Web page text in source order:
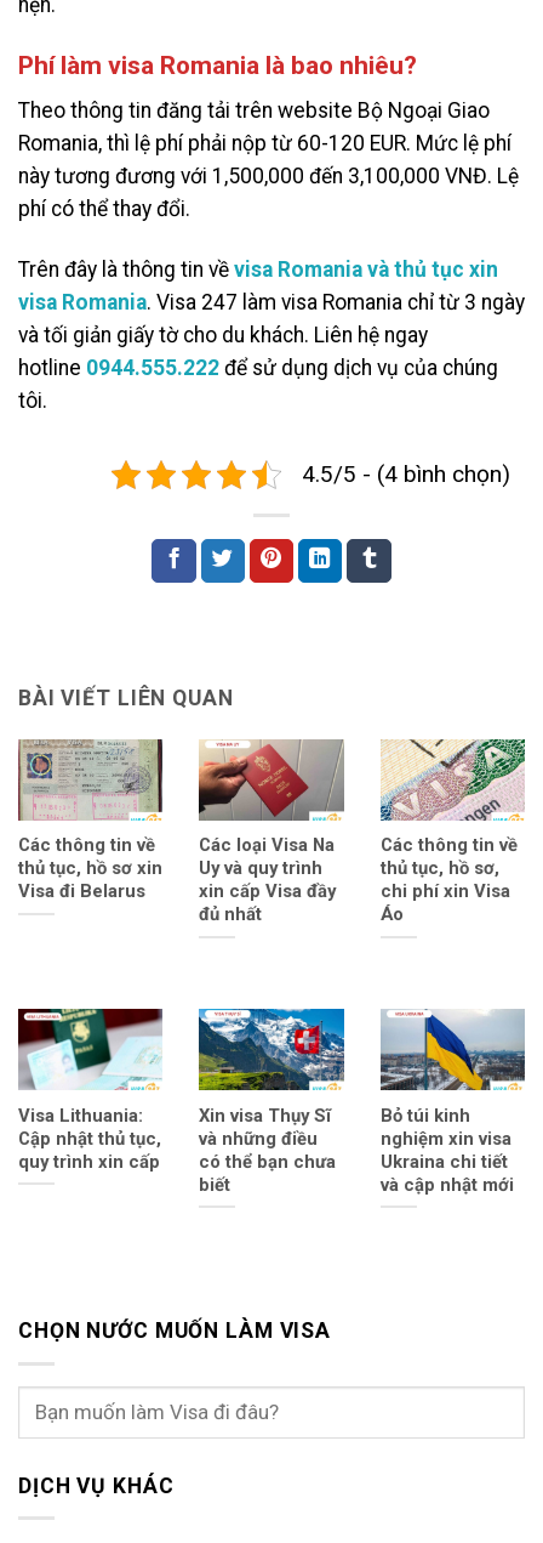
Phí làm visa Romania là bao nhiêu?
Theo thông tin đăng tải trên website Bộ Ngoại Giao
Romania, thì lệ phí phải nộp từ 60-120 EUR. Mức lệ phí
này tương đương với 1,500,000 đến 3,100,000 VNĐ. Lệ
phí có thể thay đổi.
Trên đây là thông tin về visa Romania và thủ tục xin
visa Romania. Visa 247 làm visa Romania chỉ từ 3 ngày
và tối giản giấy tờ cho du khách. Liên hệ ngay
hotline 0944.555.222 để sử dụng dịch vụ của chúng
tôi.
4.5/5 - (4 bình chọn)
BÀI VIẾT LIÊN QUAN
Các thông tin về
thủ tục, hồ sơ xin
Visa đi Belarus
Các loại Visa Na
Uy và quy trình
xin cấp Visa đầy
đủ nhất
Các thông tin về
thủ tục, hồ sơ,
chi phí xin Visa
Áo
Visa Lithuania:
Cập nhật thủ tục,
quy trình xin cấp
Xin visa Thụy Sĩ
và những điều
có thể bạn chưa
biết
Bỏ túi kinh
nghiệm xin visa
Ukraina chi tiết
và cập nhật mới
CHỌN NƯỚC MUỐN LÀM VISA
DỊCH VỤ KHÁC